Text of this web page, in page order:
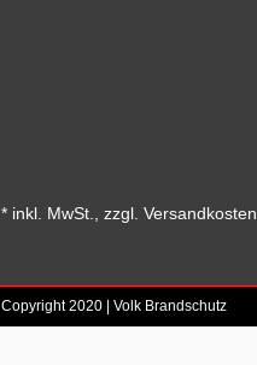
* inkl. MwSt., zzgl. Versandkosten
Copyright 2020 | Volk Brandschutz